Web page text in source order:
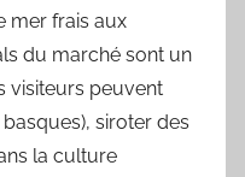
mer frais aux
du marché sont un
visiteurs peuvent
siroter des
la culture